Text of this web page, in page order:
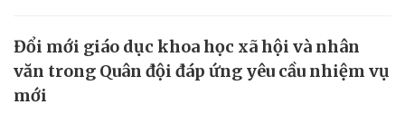
Đổi mới giáo dục khoa học xã hội và nhân
văn trong Quân đội đáp ứng yêu cầu nhiệm vụ
mới